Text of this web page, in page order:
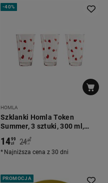
-40%
HOMLA
Szklanki Homla Token
Summer, 3 sztuki, 300 ml,
truskawki
1499
zł 24 99
zł
*
Najniższa cena z 30 dni
PROMOCJA